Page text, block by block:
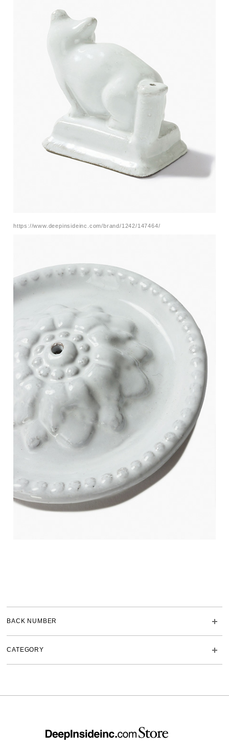
BACK NUMBER
CATEGORY
https://www.deepinsideinc.com/brand/1242/147464/